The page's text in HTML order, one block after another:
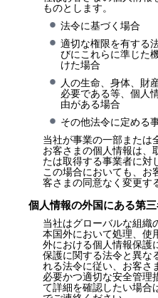
ものとします。
法令に基づく場合
適切な権限を有する
びにこれらに準じた
けた場合
人の生命、身体、財
必要である等、個人
由がある場合
その他法令に定める
当社が事業の一部または
お客さまの個人情報は、
たは取得する事業者に対
この場合においても、お
客さまの同意なく変更す
個人情報の外国にある第
当社はグローバルな組織
本国外において処理、使
外における個人情報保護
保護に関する法令と異な
れる法令に従い、お客さ
必要かつ適切な安全管理
て詳細を確認したい場合